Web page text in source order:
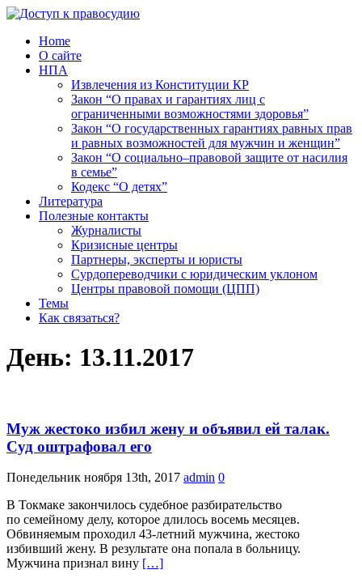
Home
О сайте
НПА
Извлечения из Конституции КР
Закон “О правах и гарантиях лиц с
ограниченными возможностями здоровья”
Закон “О государственных гарантиях равных прав
и равных возможностей для мужчин и женщин”
Закон “О социально–правовой защите от насилия
в семье”
Кодекс “О детях”
Литература
Полезные контакты
Журналисты
Кризисные центры
Партнеры, эксперты и юристы
Сурдопереводчики с юридическим уклоном
Центры правовой помощи (ЦПП)
Темы
Как связаться?
День: 13.11.2017
Муж жестоко избил жену и объявил ей талак.
Суд оштрафовал его
Понедельник ноября 13th, 2017 admin 0
В Токмаке закончилось судебное разбирательство
по семейному делу, которое длилось восемь месяцев.
Обвиняемым проходил 43-летний мужчина, жестоко
избивший жену. В результате она попала в больницу.
Мужчина признал вину […]